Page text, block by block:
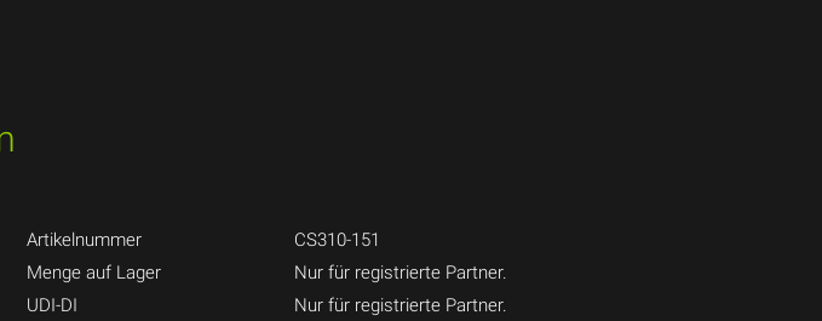
Artikelnummer
CS310-151
Menge auf Lager
Nur für registrierte Partner.
UDI-DI
Nur für registrierte Partner.